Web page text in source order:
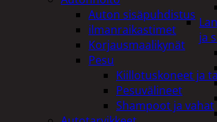
ja
Auton sisäpuhdistus
ilmanraikastimet
Korjausmaalikynät
Pesu
Kiillotuskoneet ja
Pesuvälineet
Shampoot ja vahat